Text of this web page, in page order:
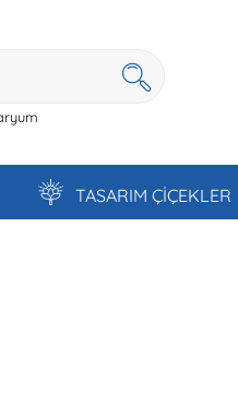
TASARIM ÇİÇEKLER